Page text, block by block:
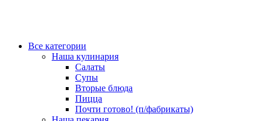
Все категории
Наша кулинария
Салаты
Супы
Вторые блюда
Пицца
Почти готово! (п/фабрикаты)